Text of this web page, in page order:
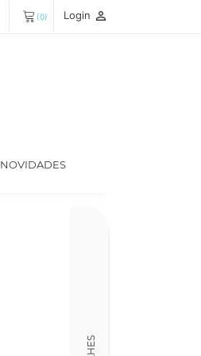
(0) Login person_outline
NOVIDADES